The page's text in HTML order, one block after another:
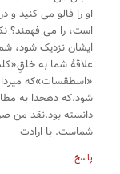
او را فالو می کنید
است، را می فهمند؟
ایشان نزدیک شود،
علاقهٔ شما به
«اسطقسات»که
شود.که دهخدا به
دانسته بود.نقد من
شماست. با ارادت
پاسخ